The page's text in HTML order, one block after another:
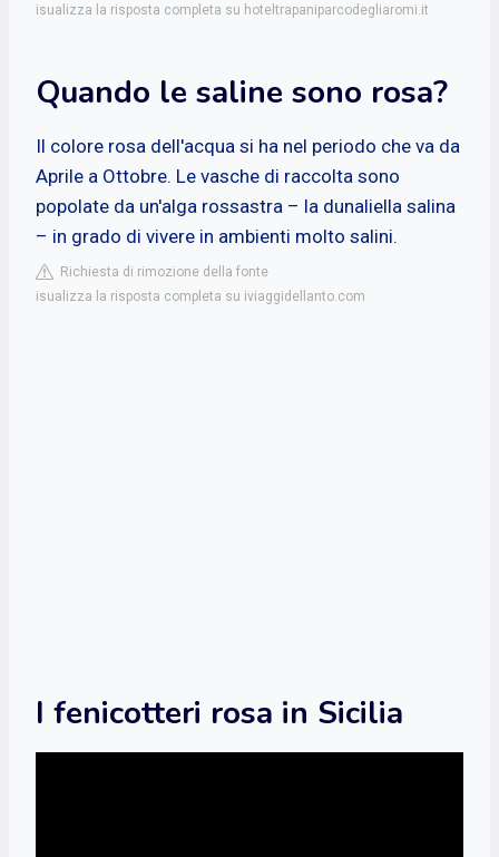
isualizza la risposta completa su hoteltrapaniparcodegliaromi.it
Quando le saline sono rosa?
Il colore rosa dell'acqua si ha nel periodo che va da
Aprile a Ottobre. Le vasche di raccolta sono
popolate da un'alga rossastra – la dunaliella salina
– in grado di vivere in ambienti molto salini.
Richiesta di rimozione della fonte
isualizza la risposta completa su iviaggidellanto.com
I fenicotteri rosa in Sicilia